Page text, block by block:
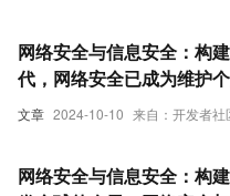
者提供一个全面而深刻的
数字时代中稳健前行。
文章 2024-10-10 来自：开发者社
网络安全与信息安全：构
代，网络安全已成为维护
重要屏障。随着网络攻击
的应用以及提高公众安全
网络安全与信息安全：构